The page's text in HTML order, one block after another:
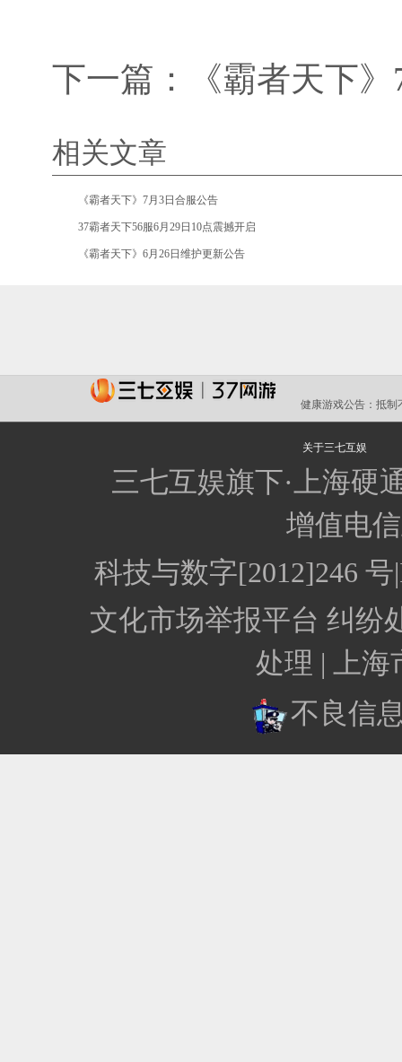
下一篇： 《霸者天下
相关文章
《霸者天下》7月3日合服公告
37霸者天下56服6月29日10点震撼开启
《霸者天下》6月26日维护更新公告
健康游戏公告： 抵制
关于三七互娱
三七互娱旗下·上海硬
增值电
科技与数字[2012]246
文化市场举报平台 纠纷
处理 |
上
不良信